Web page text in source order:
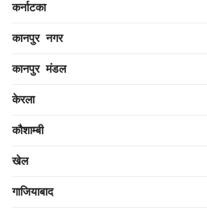
कर्नाटका
कानपुर नगर
कानपुर मंडल
केरला
कौशाम्बी
खेल
गाजियाबाद